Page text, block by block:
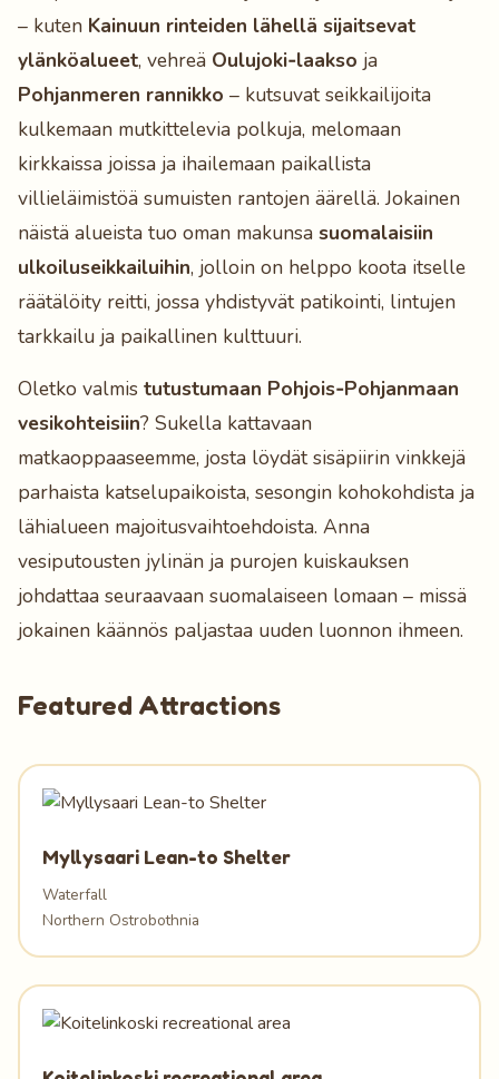
– kuten Kainuun rinteiden lähellä sijaitsevat
ylänköalueet, vehreä Oulujoki‑laakso ja
Pohjanmeren rannikko – kutsuvat seikkailijoita
kulkemaan mutkittelevia polkuja, melomaan
kirkkaissa joissa ja ihailemaan paikallista
villieläimistöä sumuisten rantojen äärellä. Jokainen
näistä alueista tuo oman makunsa suomalaisiin
ulkoiluseikkailuihin, jolloin on helppo koota itselle
räätälöity reitti, jossa yhdistyvät patikointi, lintujen
tarkkailu ja paikallinen kulttuuri.
Oletko valmis tutustumaan Pohjois‑Pohjanmaan
vesikohteisiin? Sukella kattavaan
matkaoppaaseemme, josta löydät sisäpiirin vinkkejä
parhaista katselupaikoista, sesongin kohokohdista ja
lähialueen majoitusvaihtoehdoista. Anna
vesiputousten jylinän ja purojen kuiskauksen
johdattaa seuraavaan suomalaiseen lomaan – missä
jokainen käännös paljastaa uuden luonnon ihmeen.
Featured Attractions
Myllysaari Lean-to Shelter
Waterfall
Northern Ostrobothnia